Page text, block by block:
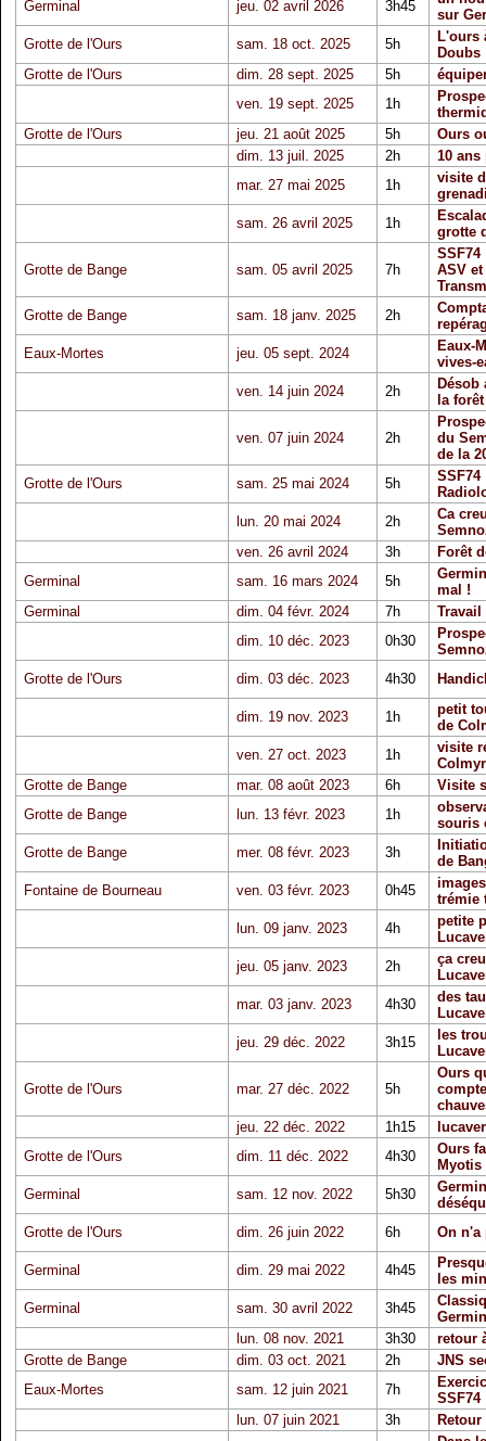
Germinal
jeu. 02 avril 2026 3h45
sur
Grotte de l'Ours
sam. 18 oct. 2025 5h
L'ours
Doubs
Grotte de l'Ours
dim. 28 sept. 2025 5h
ven. 19 sept. 2025
1h
Grotte de l'Ours
jeu. 21 août 2025 5h
Ours
dim. 13 juil. 2025
2h
10 ans
mar. 27 mai 2025
1h
visite
sam. 26 avril 2025
1h
grotte
Grotte de Bange sam. 05 avril 2025 7h
SSF74
ASV et
Grotte de Bange
sam. 18 janv. 2025 2h
Eaux-Mortes
jeu. 05 sept. 2024
Eaux-
vives-
ven. 14 juin 2024
2h
Désob
la
ven. 07 juin 2024 2h
du
de la
Grotte de l'Ours
sam. 25 mai 2024 5h
SSF74
lun. 20 mai 2024
2h
Ca
ven. 26 avril 2024
3h
Forêt
Germinal
sam. 16 mars 2024 5h
mal !
Germinal
dim. 04 févr. 2024 7h
Travail
dim. 10 déc. 2023
0h30
Grotte de l'Ours
dim. 03 déc. 2023 4h30
dim. 19 nov. 2023 1h
petit
de
ven. 27 oct. 2023
1h
visite
Colmyr
Grotte de Bange
mar. 08 août 2023 6h
Visite
Grotte de Bange
lun. 13 févr. 2023 1h
souris
Grotte de Bange
mer. 08 févr. 2023 3h
de
Fontaine de Bourneau
ven. 03 févr. 2023 0h45
trémie
lun. 09 janv. 2023
4h
petite
jeu. 05 janv. 2023
2h
ça
mar. 03 janv. 2023
4h30
des
jeu. 29 déc. 2022
3h15
les
Grotte de l'Ours mar. 27 déc. 2022 5h
Ours
jeu. 22 déc. 2022
1h15
Grotte de l'Ours
dim. 11 déc. 2022 4h30
Ours
Myotis
Germinal
sam. 12 nov. 2022 5h30
Grotte de l'Ours
dim. 26 juin 2022 6h On n'a
Germinal dim. 29 mai 2022 4h45
les
Germinal
sam. 30 avril 2022 3h45
lun. 08 nov. 2021
3h30
retour
Grotte de Bange
dim. 03 oct. 2021 2h
JNS
Eaux-Mortes
sam. 12 juin 2021 7h
SSF74
lun. 07 juin 2021
3h